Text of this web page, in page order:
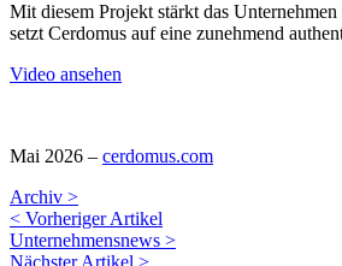
Mit diesem Projekt stärkt das
setzt Cerdomus auf eine zunehmend
Video ansehen
Mai 2026 – cerdomus.com
Archiv >
< Vorheriger Artikel
Unternehmensnews >